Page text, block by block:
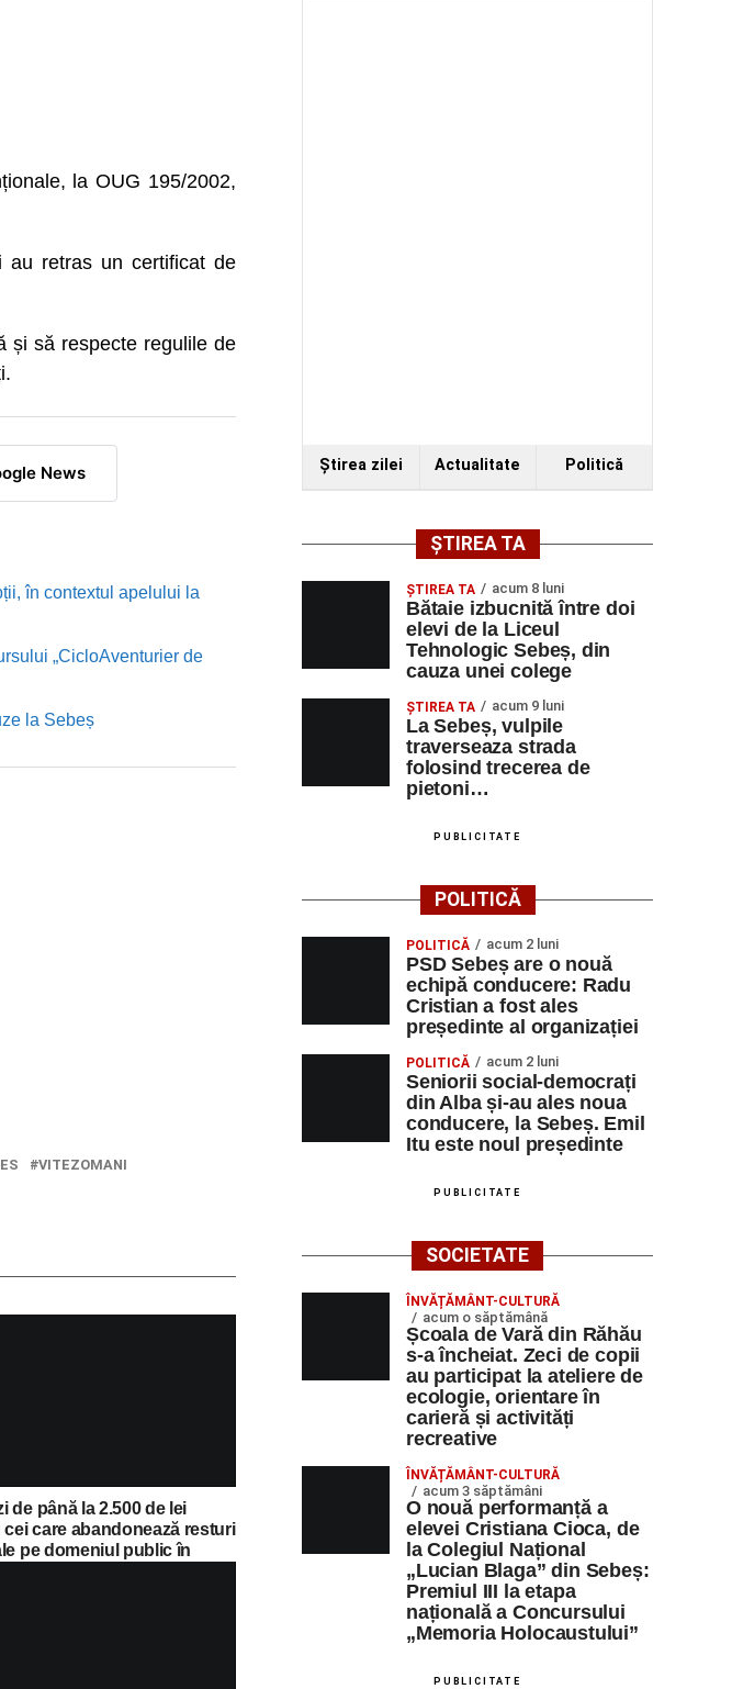
la OUG 195/2002,
au retras un certificat de
și să respecte regulile de
News
în contextul apelului la
„CicloAventurier de
la Sebeș
VITEZOMANI
de până la 2.500 de lei
cei care abandonează resturi
pe domeniul public în
Ştirea zilei Actualitate Politică
ȘTIREA TA
ŞTIREA TA acum 8 luni
Bătaie izbucnită între doi
elevi de la Liceul
Tehnologic Sebeș, din
cauza unei colege
ŞTIREA TA acum 9 luni
La Sebeș, vulpile
traverseaza strada
folosind trecerea de
pietoni…
PUBLICITATE
POLITICĂ
POLITICĂ acum 2 luni
PSD Sebeș are o nouă
echipă conducere: Radu
Cristian a fost ales
președinte al organizației
POLITICĂ acum 2 luni
Seniorii social-democrați
din Alba și-au ales noua
conducere, la Sebeș. Emil
Itu este noul președinte
PUBLICITATE
SOCIETATE
ÎNVĂȚĂMÂNT-CULTURĂ
acum o săptămână
Școala de Vară din Răhău
s-a încheiat. Zeci de copii
au participat la ateliere de
ecologie, orientare în
carieră și activități
recreative
ÎNVĂȚĂMÂNT-CULTURĂ
acum 3 săptămâni
O nouă performanță a
elevei Cristiana Cioca, de
la Colegiul Național
„Lucian Blaga” din Sebeș:
Premiul III la etapa
națională a Concursului
„Memoria Holocaustului”
PUBLICITATE